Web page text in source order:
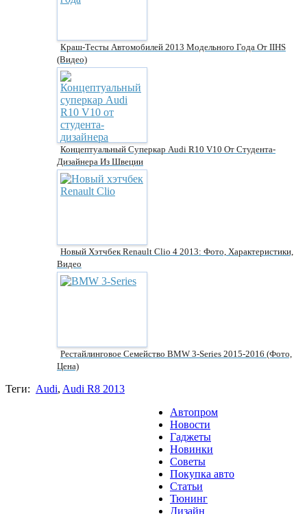
Краш-Тесты Автомобилей 2013 Модельного Года От IIHS
(видео)
Концептуальный Суперкар Audi R10 V10 От Студента-
Дизайнера Из Швеции
Новый Хэтчбек Renault Clio 4 2013: Фото, Характеристики,
Видео
Рестайлинговое Семейство BMW 3-Series 2015-2016 (фото,
Цена)
Теги: Audi, Audi R8 2013
Автопром
Новости
Гаджеты
Новинки
Советы
Покупка авто
Статьи
Тюнинг
Дизайн